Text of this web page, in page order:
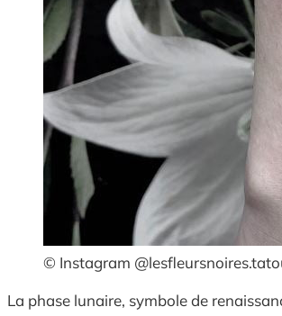
© Instagram
La phase lunaire, symbole de